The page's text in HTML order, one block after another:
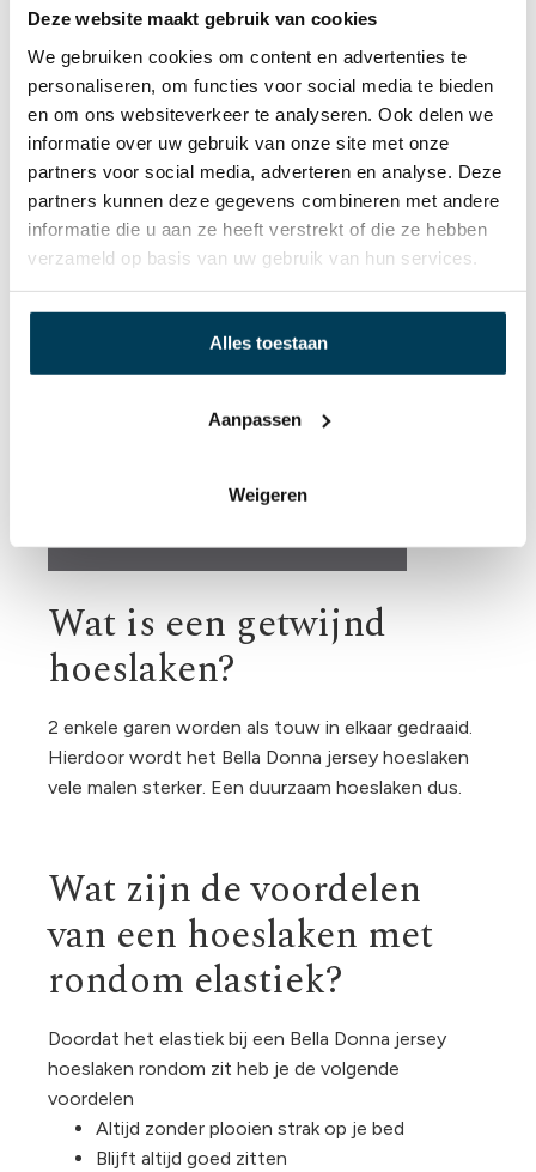
Deze website maakt gebruik van cookies
We gebruiken cookies om content en advertenties te
personaliseren, om functies voor social media te bieden
en om ons websiteverkeer te analyseren. Ook delen we
informatie over uw gebruik van onze site met onze
partners voor social media, adverteren en analyse. Deze
partners kunnen deze gegevens combineren met andere
informatie die u aan ze heeft verstrekt of die ze hebben
verzameld op basis van uw gebruik van hun services.
Alles toestaan
Aanpassen
Weigeren
Sterke rondom elastische band
Duurzaam
Voor (split) toppers, matrassen en extra dikke
matrassen
Voelt zacht en aangenaam
Pilling vrij
97 % gekamd mako katoen en 3 % elasthan
Verrijkt met Aloë Vera en Arganolie
Wat is een getwijnd
hoeslaken?
2 enkele garen worden als touw in elkaar gedraaid.
Hierdoor wordt het Bella Donna jersey hoeslaken
vele malen sterker. Een duurzaam hoeslaken dus.
Wat zijn de voordelen
van een hoeslaken met
rondom elastiek?
Doordat het elastiek bij een Bella Donna jersey
hoeslaken rondom zit heb je de volgende
voordelen
Altijd zonder plooien strak op je bed
Blijft altijd goed zitten